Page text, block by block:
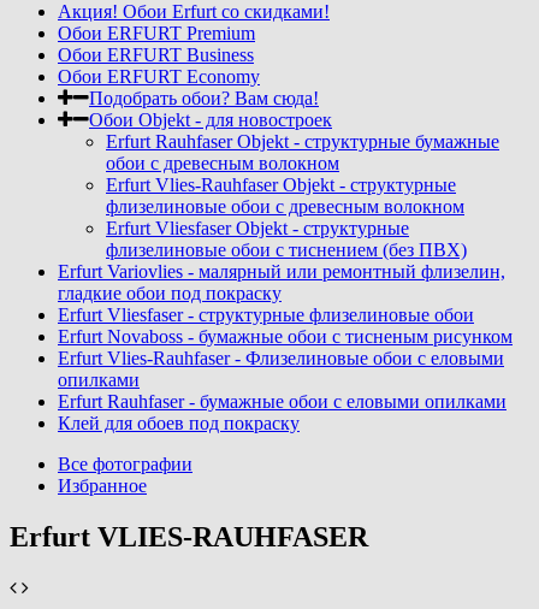
Акция! Обои Erfurt со скидками!
Обои ERFURT Premium
Обои ERFURT Business
Обои ERFURT Economy
Подобрать обои? Вам сюда!
Обои Objekt - для новостроек
Erfurt Rauhfaser Objekt - cтруктурные бумажные
обои с древесным волокном
Erfurt Vlies-Rauhfaser Objekt - структурные
флизелиновые обои с древесным волокном
Erfurt Vliesfaser Objekt - структурные
флизелиновые обои с тиснением (без ПВХ)
Erfurt Variovlies - малярный или ремонтный флизелин,
гладкие обои под покраску
Erfurt Vliesfaser - структурные флизелиновые обои
Erfurt Novaboss - бумажные обои с тисненым рисунком
Erfurt Vlies-Rauhfaser - Флизелиновые обои с еловыми
опилками
Erfurt Rauhfaser - бумажные обои с еловыми опилками
Клей для обоев под покраску
Все фотографии
Избранное
Erfurt VLIES-RAUHFASER